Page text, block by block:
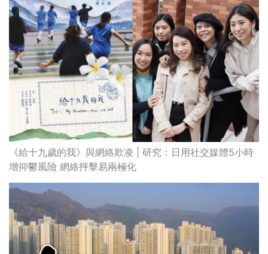
《給十九歲的我》與網絡欺凌 | 研究：日用社交媒體5小時
增抑鬱風險 網絡抨擊易兩極化